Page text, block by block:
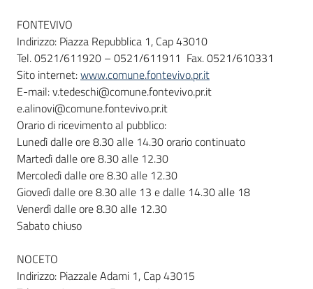
FONTEVIVO
Indirizzo: Piazza Repubblica 1, Cap 43010
Tel. 0521/611920 – 0521/611911 Fax. 0521/610331
Sito internet:www.comune.fontevivo.pr.it
E-mail: v.tedeschi@comune.fontevivo.pr.it
e.alinovi@comune.fontevivo.pr.it
Orario di ricevimento al pubblico:
Lunedì dalle ore 8.30 alle 14.30 orario continuato
Martedì dalle ore 8.30 alle 12.30
Mercoledì dalle ore 8.30 alle 12.30
Giovedì dalle ore 8.30 alle 13 e dalle 14.30 alle 18
Venerdì dalle ore 8.30 alle 12.30
Sabato chiuso
NOCETO
Indirizzo: Piazzale Adami 1, Cap 43015